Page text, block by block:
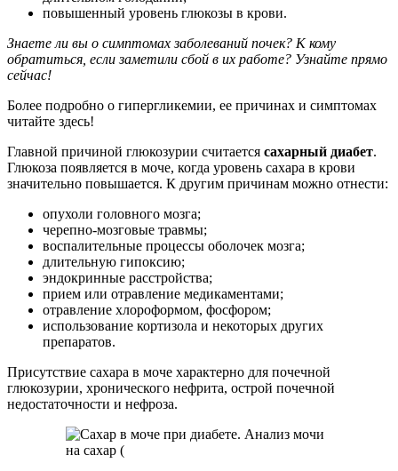
повышенный уровень глюкозы в крови.
Знаете ли вы о симптомах заболеваний почек? К кому
обратиться, если заметили сбой в их работе? Узнайте прямо
сейчас!
Более подробно о гипергликемии, ее причинах и симптомах
читайте здесь!
Главной причиной глюкозурии считается сахарный диабет.
Глюкоза появляется в моче, когда уровень сахара в крови
значительно повышается. К другим причинам можно отнести:
опухоли головного мозга;
черепно-мозговые травмы;
воспалительные процессы оболочек мозга;
длительную гипоксию;
эндокринные расстройства;
прием или отравление медикаментами;
отравление хлороформом, фосфором;
использование кортизола и некоторых других
препаратов.
Присутствие сахара в моче характерно для почечной
глюкозурии, хронического нефрита, острой почечной
недостаточности и нефроза.